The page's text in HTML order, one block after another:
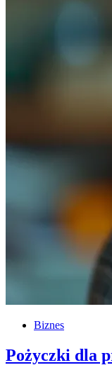
Biznes
Pożyczki dla